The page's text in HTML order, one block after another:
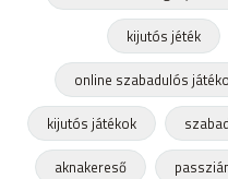
kijutós jéték
online szabadulós
kijutós játékok
aknakereső